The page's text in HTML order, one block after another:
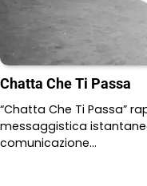
Chatta Che Ti Passa
“Chatta Che Ti Passa”
messaggistica
comunicazione…